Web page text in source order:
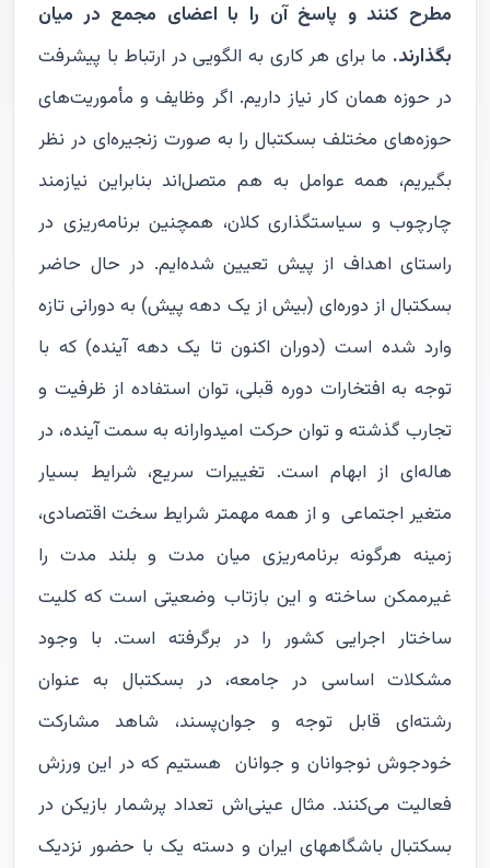
مطرح کنند و پاسخ آن را با اعضای مجمع در میان
بگذارند. ما برای هر کاری به الگویی در ارتباط با پیشرفت
در حوزه همان کار نیاز داریم. اگر وظایف و مأموریت‌های
حوزه‌های مختلف بسکتبال را به صورت زنجیره‌ای در نظر
بگیریم، همه عوامل به هم متصل‌اند بنابراین نیازمند
چارچوب و سیاستگذاری کلان، همچنین برنامه‌ریزی در
راستای اهداف از پیش تعیین شده‌ایم. در حال حاضر
بسکتبال از دوره‌ای (بیش از یک دهه پیش) به دورانی تازه
وارد شده است (دوران اکنون تا یک دهه آینده) که با
توجه به افتخارات دوره قبلی، توان استفاده از ظرفیت و
تجارب گذشته و توان حرکت امیدوارانه به سمت آینده، در
هاله‌ای از ابهام است. تغییرات سریع، شرایط بسیار
متغیر اجتماعی و از همه مهمتر شرایط سخت اقتصادی،
زمینه هرگونه برنامه‌ریزی میان مدت و بلند مدت را
غیرممکن ساخته و این بازتاب وضعیتی است که کلیت
ساختار اجرایی کشور را در برگرفته است. با وجود
مشکلات اساسی در جامعه، در بسکتبال به عنوان
رشته‌ای قابل توجه و جوان‌پسند، شاهد مشارکت
خودجوش نوجوانان و جوانان هستیم که در این ورزش
فعالیت می‌کنند. مثال عینی‌اش تعداد پرشمار بازیکن در
بسکتبال باشگاههای ایران و دسته یک با حضور نزدیک